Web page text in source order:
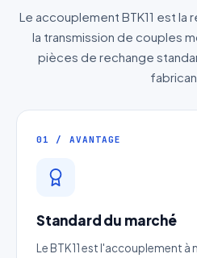
Le accouplement BTK11 est
la transmission de couples
pièces de rechange
01 / AVANTAGE
Standard du marché
Le BTK11 est l'accouplement à